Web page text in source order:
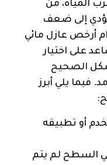
المياه، من
إلى ضعف
أرخص عازل مائي
على اختيار
الصحيح
فيما يلي أبرز
أو تطبيقه
السطح لم يتم